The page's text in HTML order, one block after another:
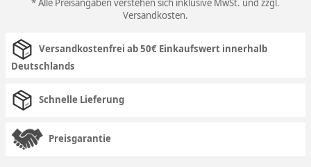
* Alle Preisangaben verstehen sich inklusive MwSt. und zzgl.
Versandkosten.
Versandkostenfrei ab 50€ Einkaufswert innerhalb
Deutschlands
Schnelle Lieferung
Preisgarantie